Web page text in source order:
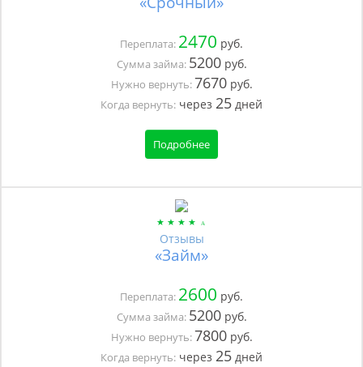
Переплата: 2470 руб.
Сумма займа: 5200руб.
Нужно вернуть:7670руб.
Когда вернуть: через 25 дней
Подробнее
Отзывы
«Займ»
Переплата: 2600 руб.
Сумма займа: 5200руб.
Нужно вернуть:7800руб.
Когда вернуть: через 25 дней